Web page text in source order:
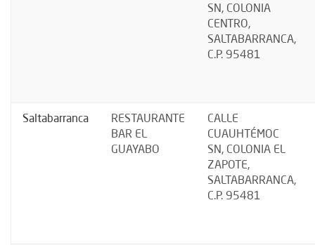
SN, COLONIA
CENTRO,
SALTABARRANCA,
C.P. 95481
Saltabarranca
RESTAURANTE
BAR EL
GUAYABO
CALLE
CUAUHTÉMOC
SN, COLONIA EL
ZAPOTE,
SALTABARRANCA,
C.P. 95481